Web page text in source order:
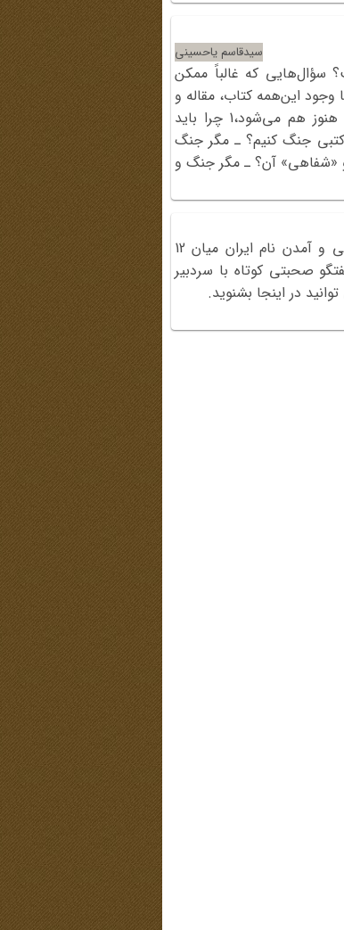
سیدقاسم یاحسینی
سؤال‌هایی که غالباً ممکن
این‌همه کتاب،‌ مقاله و
روزنامه که درباره جنگ تحمیلی منتشر شده و هنوز هم می‌شود،1 چرا باید
جنگ کنیم؟ ـ مگر جنگ
و «شفاهی» آن؟ ـ مگر جنگ و
هفته گذشته، جهانی شدن سایت تاریخ شفاهی و آمدن نام ایران میان 12
صحبتی کوتاه با سردبیر
در اینجا بشنوید.